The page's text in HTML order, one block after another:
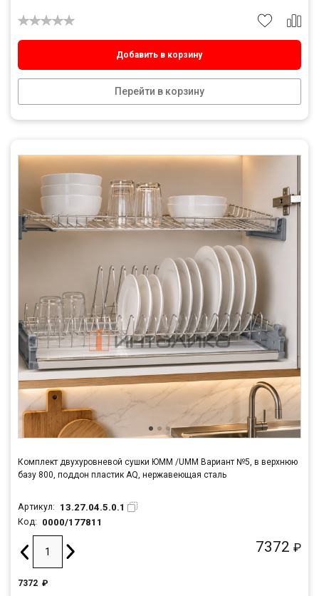
Добавить в корзину
Перейти в корзину
Комплект двухуровневой сушки ЮММ /UMM Вариант №5, в верхнюю
базу 800, поддон пластик AQ, нержавеющая сталь
Артикул: 13.27.04.5.0.1
Код: 0000/177811
7372 ₽
7372 ₽